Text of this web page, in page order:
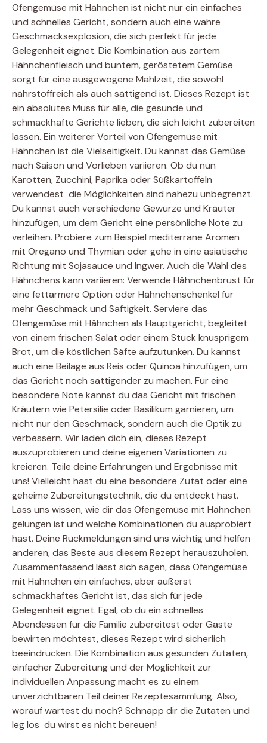
Ofengemüse mit Hähnchen ist nicht nur ein einfaches
und schnelles Gericht, sondern auch eine wahre
Geschmacksexplosion, die sich perfekt für jede
Gelegenheit eignet. Die Kombination aus zartem
Hähnchenfleisch und buntem, geröstetem Gemüse
sorgt für eine ausgewogene Mahlzeit, die sowohl
nährstoffreich als auch sättigend ist. Dieses Rezept ist
ein absolutes Muss für alle, die gesunde und
schmackhafte Gerichte lieben, die sich leicht zubereiten
lassen. Ein weiterer Vorteil von Ofengemüse mit
Hähnchen ist die Vielseitigkeit. Du kannst das Gemüse
nach Saison und Vorlieben variieren. Ob du nun
Karotten, Zucchini, Paprika oder Süßkartoffeln
verwendest  die Möglichkeiten sind nahezu unbegrenzt.
Du kannst auch verschiedene Gewürze und Kräuter
hinzufügen, um dem Gericht eine persönliche Note zu
verleihen. Probiere zum Beispiel mediterrane Aromen
mit Oregano und Thymian oder gehe in eine asiatische
Richtung mit Sojasauce und Ingwer. Auch die Wahl des
Hähnchens kann variieren: Verwende Hähnchenbrust für
eine fettärmere Option oder Hähnchenschenkel für
mehr Geschmack und Saftigkeit. Serviere das
Ofengemüse mit Hähnchen als Hauptgericht, begleitet
von einem frischen Salat oder einem Stück knusprigem
Brot, um die köstlichen Säfte aufzutunken. Du kannst
auch eine Beilage aus Reis oder Quinoa hinzufügen, um
das Gericht noch sättigender zu machen. Für eine
besondere Note kannst du das Gericht mit frischen
Kräutern wie Petersilie oder Basilikum garnieren, um
nicht nur den Geschmack, sondern auch die Optik zu
verbessern. Wir laden dich ein, dieses Rezept
auszuprobieren und deine eigenen Variationen zu
kreieren. Teile deine Erfahrungen und Ergebnisse mit
uns! Vielleicht hast du eine besondere Zutat oder eine
geheime Zubereitungstechnik, die du entdeckt hast.
Lass uns wissen, wie dir das Ofengemüse mit Hähnchen
gelungen ist und welche Kombinationen du ausprobiert
hast. Deine Rückmeldungen sind uns wichtig und helfen
anderen, das Beste aus diesem Rezept herauszuholen.
Zusammenfassend lässt sich sagen, dass Ofengemüse
mit Hähnchen ein einfaches, aber äußerst
schmackhaftes Gericht ist, das sich für jede
Gelegenheit eignet. Egal, ob du ein schnelles
Abendessen für die Familie zubereitest oder Gäste
bewirten möchtest, dieses Rezept wird sicherlich
beeindrucken. Die Kombination aus gesunden Zutaten,
einfacher Zubereitung und der Möglichkeit zur
individuellen Anpassung macht es zu einem
unverzichtbaren Teil deiner Rezeptesammlung. Also,
worauf wartest du noch? Schnapp dir die Zutaten und
leg los  du wirst es nicht bereuen!